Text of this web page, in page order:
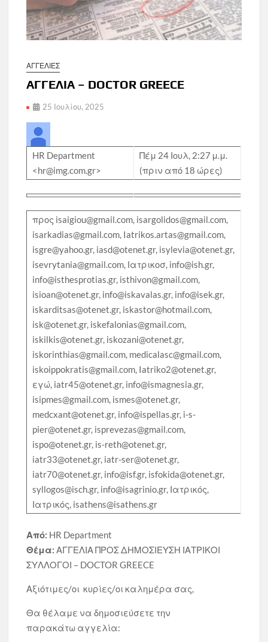
ΑΓΓΕΛΙΕΣ
ΑΓΓΕΛΙΑ – DOCTOR GREECE
25 Ιουλίου, 2025
HR Department
<hr@img.com.gr>
Πέμ 24 Ιουλ, 2:27 μ.μ.
(πριν από 18 ώρες)
προς isaigiou@gmail.com, isargolidos@gmail.com,
isarkadias@gmail.com, Iatrikos.artas@gmail.com,
isgre@yahoo.gr, iasd@otenet.gr, isylevia@otenet.gr,
isevrytania@gmail.com, Ιατρικοσ, info@ish.gr,
info@isthesprotias.gr, isthivon@gmail.com,
isioan@otenet.gr, info@iskavalas.gr, info@isek.gr,
iskarditsas@otenet.gr, iskastor@hotmail.com,
isk@otenet.gr, iskefalonias@gmail.com,
iskilkis@otenet.gr, iskozani@otenet.gr,
iskorinthias@gmail.com, medicalasc@gmail.com,
iskoippokratis@gmail.com, Iatriko2@otenet.gr,
εγώ, iatr45@otenet.gr, info@ismagnesia.gr,
isipmes@gmail.com, ismes@otenet.gr,
medcxant@otenet.gr, info@ispellas.gr, i-s-
pier@otenet.gr, isprevezas@gmail.com,
ispo@otenet.gr, is-reth@otenet.gr,
iatr33@otenet.gr, iatr-ser@otenet.gr,
iatr70@otenet.gr, info@isf.gr, isfokida@otenet.gr,
syllogos@isch.gr, info@isagrinio.gr, Ιατρικός,
Ιατρικός, isathens@isathens.gr
Από: HR Department
Θέμα: ΑΓΓΕΛΙΑ ΠΡΟΣ ΔΗΜΟΣΙΕΥΣΗ ΙΑΤΡΙΚΟΙ
ΣΥΛΛΟΓΟΙ – DOCTOR GREECE
Αξιότιμες/οι κυρίες/οι καλημέρα σας,
Θα θέλαμε να δημοσιεύσετε την
παρακάτω αγγελία: